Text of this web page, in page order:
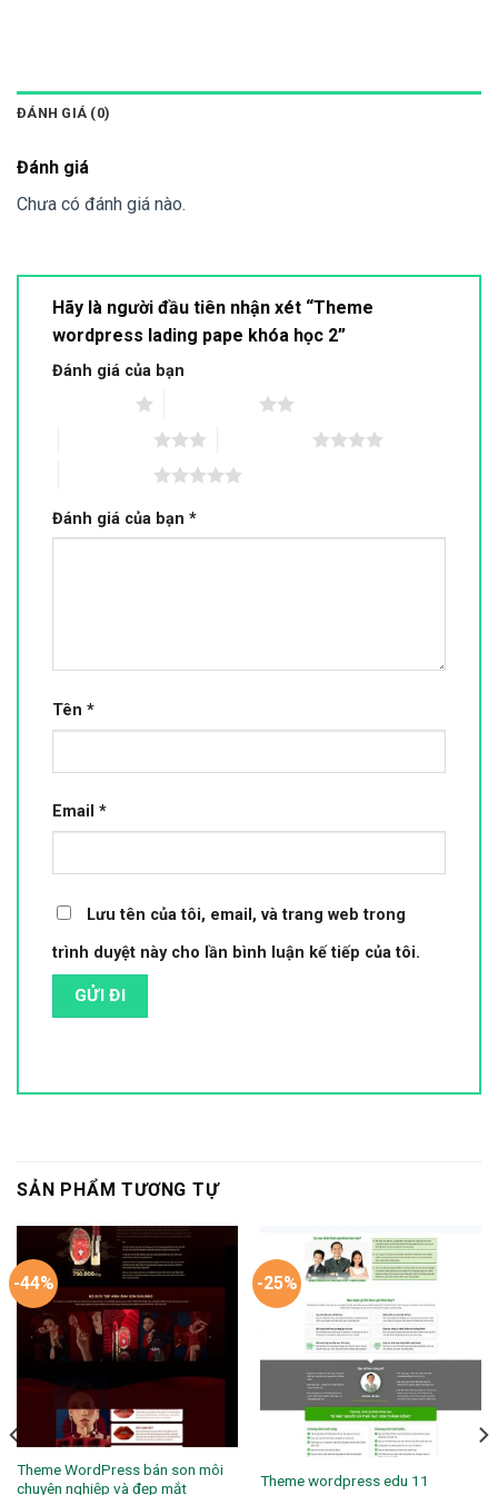
ĐÁNH GIÁ (0)
Đánh giá
Chưa có đánh giá nào.
Hãy là người đầu tiên nhận xét “Theme
wordpress lading pape khóa học 2”
Đánh giá của bạn
Đánh giá của bạn *
Tên *
Email *
Lưu tên của tôi, email, và trang web trong
trình duyệt này cho lần bình luận kế tiếp của tôi.
SẢN PHẨM TƯƠNG TỰ
-44%
Theme WordPress bán son môi
chuyên nghiệp và đẹp mắt
-25%
Theme wordpress edu 11